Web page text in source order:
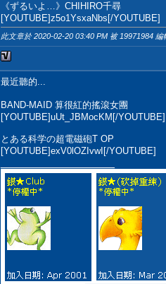
《ずるいよ…》CHIHIRO千尋
[YOUTUBE]z5o1YsxaNbs[/YOUTUBE]
此文章於 2020-02-20 03:40 PM 被 19971984 編
最近聽的...
BAND-MAID 算很紅的搖滾女團
[YOUTUBE]uUt_JBMocKM[/YOUTUBE]
とある科学の超電磁砲T OP
[YOUTUBE]exV0lOZIvwI[/YOUTUBE]